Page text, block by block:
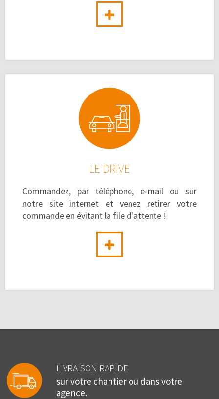
LE DRIVE
Commandez, par téléphone, e-mail ou sur
notre site internet et venez retirer votre
commande en évitant la file d'attente !
LIVRAISON RAPIDE
sur votre chantier ou dans votre
agence.